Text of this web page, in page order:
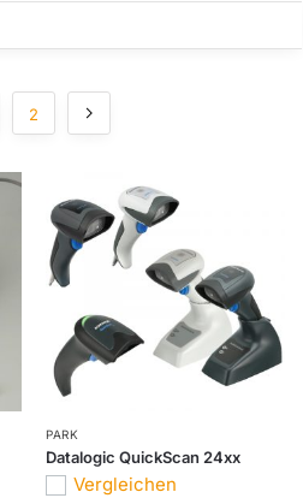
2
PARK
Datalogic QuickScan 24xx
Vergleichen